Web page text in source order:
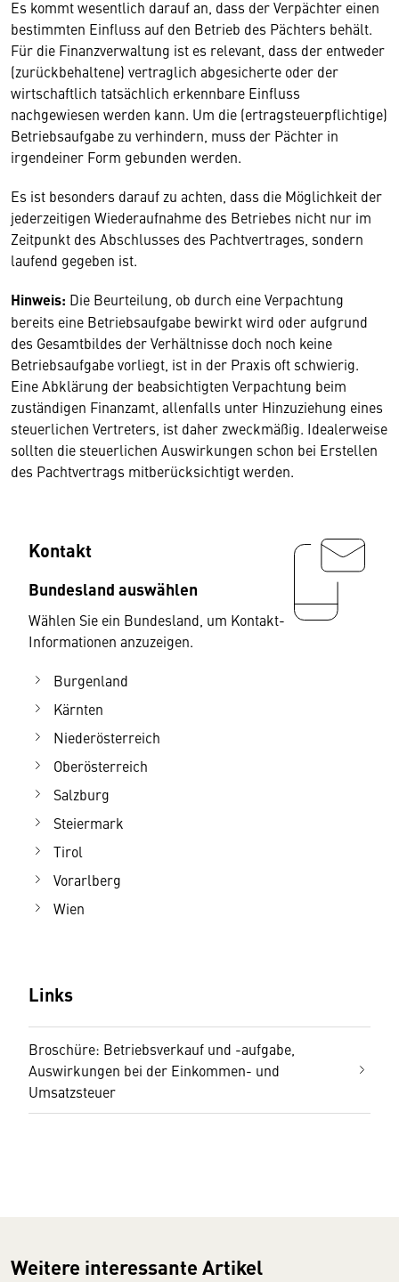
Es kommt wesentlich darauf an, dass der Verpächter einen
bestimmten Einfluss auf den Betrieb des Pächters behält.
Für die Finanzverwaltung ist es relevant, dass der entweder
(zurückbehaltene) vertraglich abgesicherte oder der
wirtschaftlich tatsächlich erkennbare Einfluss
nachgewiesen werden kann. Um die (ertragsteuerpflichtige)
Betriebsaufgabe zu verhindern, muss der Pächter in
irgendeiner Form gebunden werden.
Es ist besonders darauf zu achten, dass die Möglichkeit der
jederzeitigen Wiederaufnahme des Betriebes nicht nur im
Zeitpunkt des Abschlusses des Pachtvertrages, sondern
laufend gegeben ist.
Hinweis: Die Beurteilung, ob durch eine Verpachtung
bereits eine Betriebsaufgabe bewirkt wird oder aufgrund
des Gesamtbildes der Verhältnisse doch noch keine
Betriebsaufgabe vorliegt, ist in der Praxis oft schwierig.
Eine Abklärung der beabsichtigten Verpachtung beim
zuständigen Finanzamt, allenfalls unter Hinzuziehung eines
steuerlichen Vertreters, ist daher zweckmäßig. Idealerweise
sollten die steuerlichen Auswirkungen schon bei Erstellen
des Pachtvertrags mitberücksichtigt werden.
Kontakt
Bundesland auswählen
Wählen Sie ein Bundesland, um Kontakt-
Informationen anzuzeigen.
Burgenland
Kärnten
Niederösterreich
Oberösterreich
Salzburg
Steiermark
Tirol
Vorarlberg
Wien
Links
Broschüre: Betriebsverkauf und -aufgabe,
Auswirkungen bei der Einkommen- und
Umsatzsteuer
Weitere interessante Artikel